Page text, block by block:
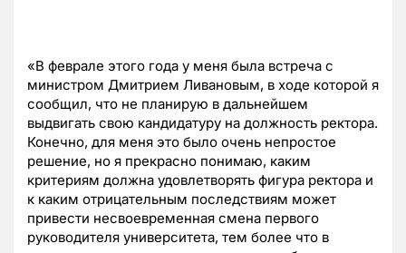
«В феврале этого года у меня была встреча с
министром Дмитрием Ливановым, в ходе которой я
сообщил, что не планирую в дальнейшем
выдвигать свою кандидатуру на должность ректора.
Конечно, для меня это было очень непростое
решение, но я прекрасно понимаю, каким
критериям должна удовлетворять фигура ректора и
к каким отрицательным последствиям может
привести несвоевременная смена первого
руководителя университета, тем более что в